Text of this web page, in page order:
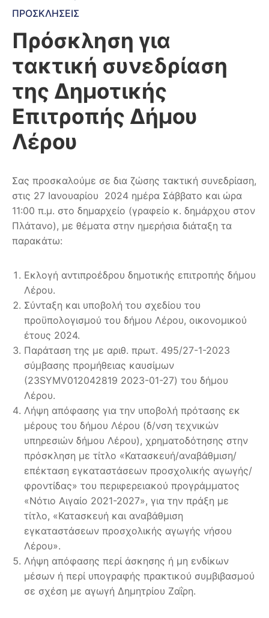
ΠΡΟΣΚΛΗΣΕΙΣ
Πρόσκληση για
τακτική συνεδρίαση
της Δημοτικής
Επιτροπής Δήμου
Λέρου
Σας προσκαλούμε σε δια ζώσης τακτική συνεδρίαση,
στις 27 Ιανουαρίου 2024 ημέρα Σάββατο και ώρα
11:00 π.μ. στο δημαρχείο (γραφείο κ. δημάρχου στον
Πλάτανο), με θέματα στην ημερήσια διάταξη τα
παρακάτω:
Εκλογή αντιπροέδρου δημοτικής επιτροπής δήμου
Λέρου.
Σύνταξη και υποβολή του σχεδίου του
προϋπολογισμού του δήμου Λέρου, οικονομικού
έτους 2024.
Παράταση της με αριθ. πρωτ. 495/27-1-2023
σύμβασης προμήθειας καυσίμων
(23SYMV012042819 2023-01-27) του δήμου
Λέρου.
Λήψη απόφασης για την υποβολή πρότασης εκ
μέρους του δήμου Λέρου (δ/νση τεχνικών
υπηρεσιών δήμου Λέρου), χρηματοδότησης στην
πρόσκληση με τίτλο «Κατασκευή/αναβάθμιση/
επέκταση εγκαταστάσεων προσχολικής αγωγής/
φροντίδας» του περιφερειακού προγράμματος
«Νότιο Αιγαίο 2021-2027», για την πράξη με
τίτλο, «Κατασκευή και αναβάθμιση
εγκαταστάσεων προσχολικής αγωγής νήσου
Λέρου».
Λήψη απόφασης περί άσκησης ή μη ενδίκων
μέσων ή περί υπογραφής πρακτικού συμβιβασμού
σε σχέση με αγωγή Δημητρίου Ζαΐρη.